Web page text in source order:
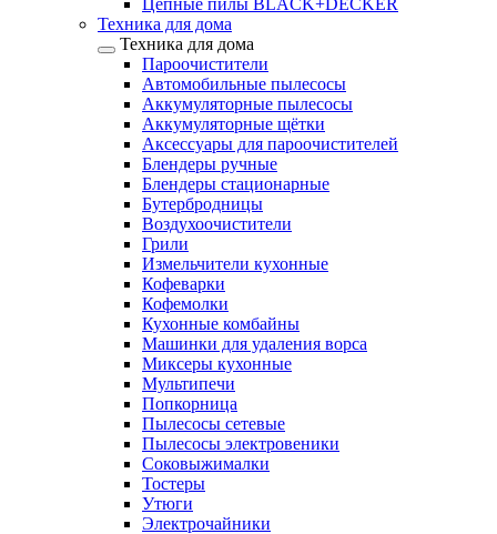
Цепные пилы BLACK+DECKER
Техника для дома
Техника для дома
Пароочистители
Автомобильные пылесосы
Аккумуляторные пылесосы
Аккумуляторные щётки
Аксессуары для пароочистителей
Блендеры ручные
Блендеры стационарные
Бутербродницы
Воздухоочистители
Грили
Измельчители кухонные
Кофеварки
Кофемолки
Кухонные комбайны
Машинки для удаления ворса
Миксеры кухонные
Мультипечи
Попкорница
Пылесосы сетевые
Пылесосы электровеники
Соковыжималки
Тостеры
Утюги
Электрочайники